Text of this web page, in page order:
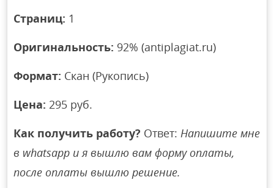
Страниц: 1
Оригинальность: 92% (antiplagiat.ru)
Формат: Скан (Рукопись)
Цена: 295 руб.
Как получить работу? Ответ: Напишите мне
в whatsapp и я вышлю вам форму оплаты,
после оплаты вышлю решение.